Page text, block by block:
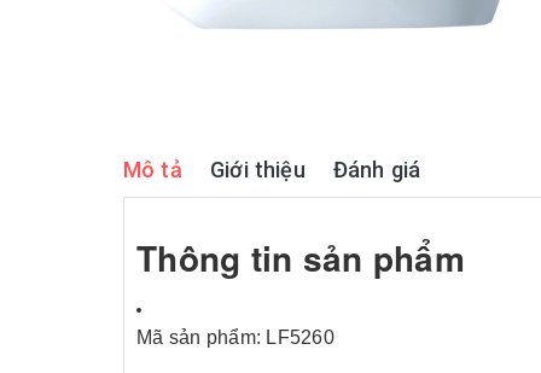
Mô tả Giới thiệu Đánh giá
Thông tin sản phẩm
Mã sản phẩm: LF5260